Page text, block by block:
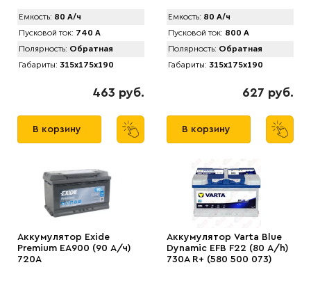
Емкость: 80 А/ч
Пусковой ток: 740 А
Полярность: Обратная
Габариты: 315x175x190
463 руб.
В корзину
Емкость: 80 А/ч
Пусковой ток: 800 А
Полярность: Обратная
Габариты: 315x175x190
627 руб.
В корзину
Аккумулятор Exide
Premium EA900 (90 А/ч)
720A
Аккумулятор Varta Blue
Dynamic EFB F22 (80 А/h)
730А R+ (580 500 073)